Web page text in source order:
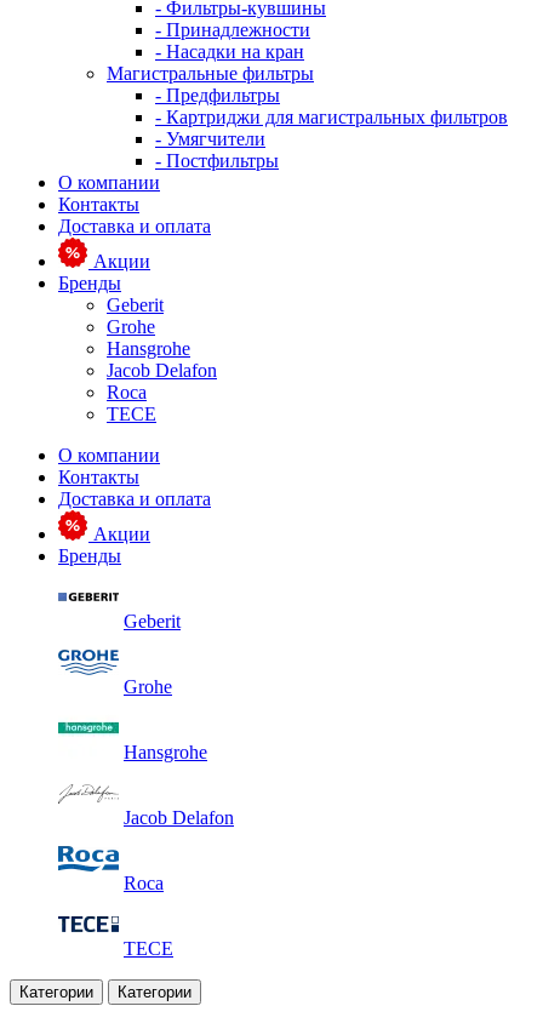
- Фильтры-кувшины
- Принадлежности
- Насадки на кран
Магистральные фильтры
- Предфильтры
- Картриджи для магистральных фильтров
- Умягчители
- Постфильтры
О компании
Контакты
Доставка и оплата
Акции
Бренды
Geberit
Grohe
Hansgrohe
Jacob Delafon
Roca
TECE
О компании
Контакты
Доставка и оплата
Акции
Бренды
Geberit
Grohe
Hansgrohe
Jacob Delafon
Roca
TECE
Категории Категории